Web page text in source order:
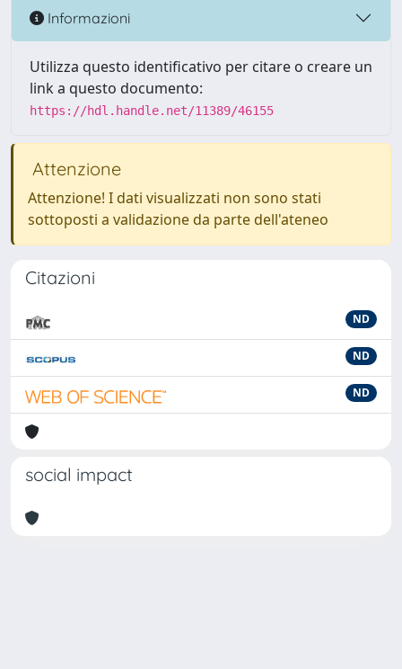
Informazioni
Utilizza questo identificativo per citare o creare un
link a questo documento:
https://hdl.handle.net/11389/46155
Attenzione
Attenzione! I dati visualizzati non sono stati
sottoposti a validazione da parte dell'ateneo
Citazioni
ND
ND
ND
social impact